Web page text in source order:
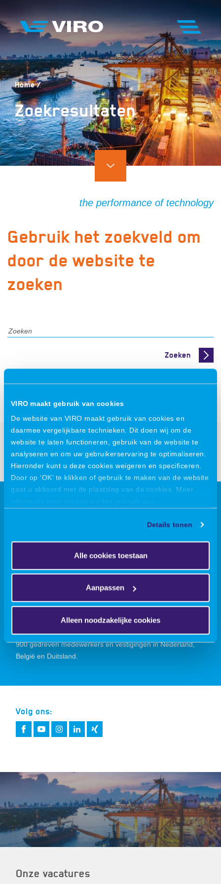
VIRO maakt gebruik van cookies
De website van VIRO maakt gebruik van cookies en
daarmee vergelijkbare technieken. Dit doen wij om de
website te laten functioneren, gebruik van de website te
analyseren en om uw gebruikerservaring te optimaliseren.
Hieronder kunt u deze cookies weigeren en specificeren.
Door op ‘OK’ te klikken of gebruik te maken van de website
gaat u akkoord met de plaatsing van de cookies. Meer
informatie over cookies en het gebruik van
Details tonen
Alle cookies toestaan
Aanpassen
Alleen noodzakelijke cookies
Home
Zoekresultaten
Gebruik het zoekveld om
door de website te
zoeken
Zoeken
Over VIRO
gespecialiseerd inProduct Engineering, Machinebouwen
Industriële Projecten.Hierbinnen richten we ons op
daadkrachtige combinatie van expertises en ervaringen
helpen we onze klanten om grenzen te verleggen en
prestaties te verbeteren. Dit doen we internationaal met ruim
900 gedreven medewerkers en vestigingen in Nederland,
België en Duitsland.
Volg ons:
Onze vacatures